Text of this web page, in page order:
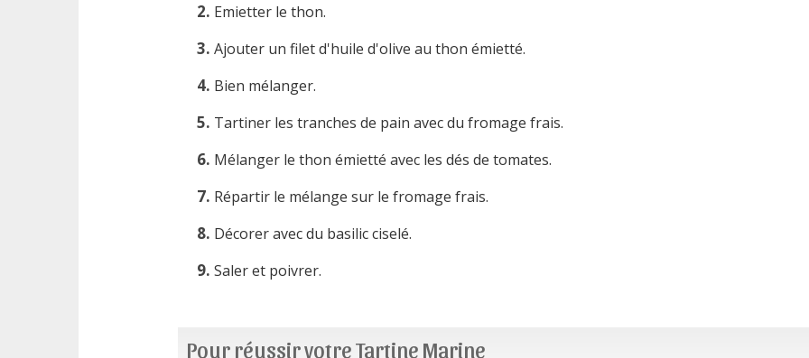
Emietter le thon.
Ajouter un filet d'huile d'olive au thon émietté.
Bien mélanger.
Tartiner les tranches de pain avec du fromage frais.
Mélanger le thon émietté avec les dés de tomates.
Répartir le mélange sur le fromage frais.
Décorer avec du basilic ciselé.
Saler et poivrer.
Pour réussir votre Tartine Marine